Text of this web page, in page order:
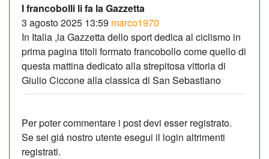
I francobolli li fa la Gazzetta
3 agosto 2025 13:59 marco1970
In Italia ,la Gazzetta dello sport dedica al ciclismo in
prima pagina titoli formato francobollo come quello di
questa mattina dedicato alla strepitosa vittoria di
Giulio Ciccone alla classica di San Sebastiano
Per poter commentare i post devi esser registrato.
Se sei giá nostro utente esegui il login altrimenti
registrati.